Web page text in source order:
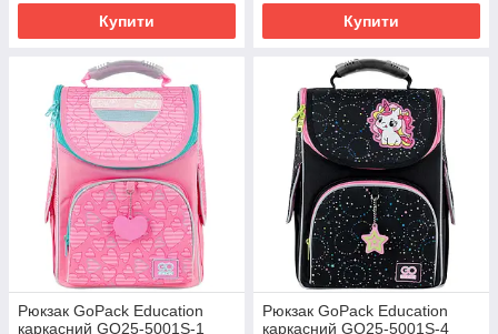
Купити Купити
Рюкзак GoPack Education
каркасний GO25-5001S-1
Рюкзак GoPack Education
каркасний GO25-5001S-4